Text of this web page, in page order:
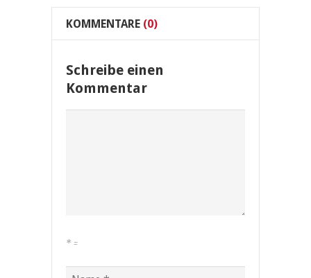
KOMMENTARE (0)
Schreibe einen
Kommentar
* =